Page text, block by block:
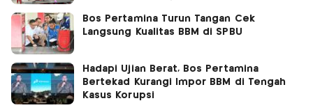
Bos Pertamina Turun Tangan Cek
Langsung Kualitas BBM di SPBU
Hadapi Ujian Berat, Bos Pertamina
Bertekad Kurangi Impor BBM di Tengah
Kasus Korupsi